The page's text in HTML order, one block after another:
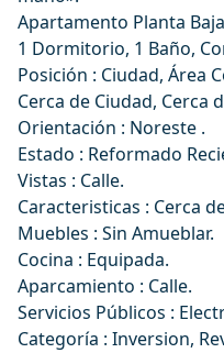
Apartamento Planta
1 Dormitorio, 1 Baño,
Posición : Ciudad, Área
Cerca de Ciudad, Cerca
Orientación : Noreste .
Estado : Reformado
Vistas : Calle.
Caracteristicas : Cerca
Muebles : Sin Amueblar.
Cocina : Equipada.
Aparcamiento : Calle.
Servicios Públicos :
Categoría : Inversion,